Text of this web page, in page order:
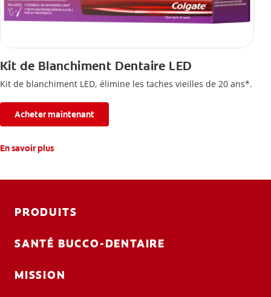
Kit de Blanchiment Dentaire LED
Kit de blanchiment LED, élimine les taches vieilles de 20 ans*.
Acheter maintenant
En savoir plus
PRODUITS
SANTÉ BUCCO-DENTAIRE
MISSION